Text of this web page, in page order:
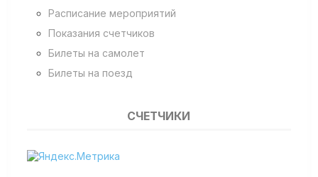
Расписание мероприятий
Показания счетчиков
Билеты на самолет
Билеты на поезд
СЧЕТЧИКИ